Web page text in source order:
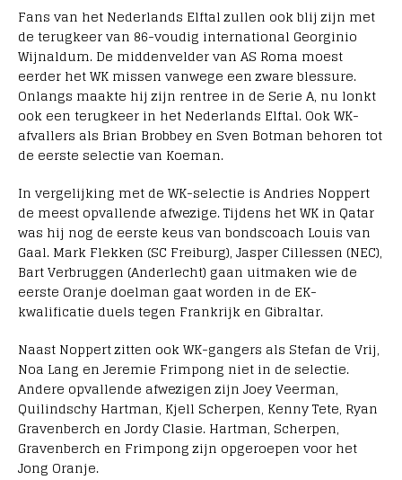
Fans van het Nederlands Elftal zullen ook blij zijn met
de terugkeer van 86-voudig international Georginio
Wijnaldum. De middenvelder van AS Roma moest
eerder het WK missen vanwege een zware blessure.
Onlangs maakte hij zijn rentree in de Serie A, nu lonkt
ook een terugkeer in het Nederlands Elftal. Ook WK-
afvallers als Brian Brobbey en Sven Botman behoren tot
de eerste selectie van Koeman.
In vergelijking met de WK-selectie is Andries Noppert
de meest opvallende afwezige. Tijdens het WK in Qatar
was hij nog de eerste keus van bondscoach Louis van
Gaal. Mark Flekken (SC Freiburg), Jasper Cillessen (NEC),
Bart Verbruggen (Anderlecht) gaan uitmaken wie de
eerste Oranje doelman gaat worden in de EK-
kwalificatie duels tegen Frankrijk en Gibraltar.
Naast Noppert zitten ook WK-gangers als Stefan de Vrij,
Noa Lang en Jeremie Frimpong niet in de selectie.
Andere opvallende afwezigen zijn Joey Veerman,
Quilindschy Hartman, Kjell Scherpen, Kenny Tete, Ryan
Gravenberch en Jordy Clasie. Hartman, Scherpen,
Gravenberch en Frimpong zijn opgeroepen voor het
Jong Oranje.